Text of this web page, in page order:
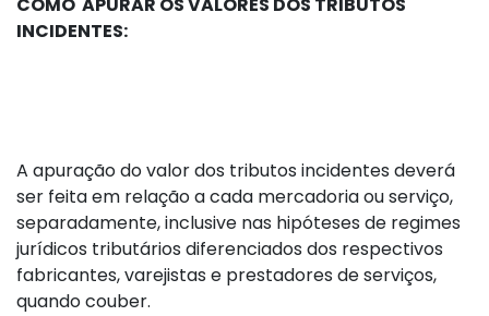
COMO APURAR OS VALORES DOS TRIBUTOS
INCIDENTES:
A apuração do valor dos tributos incidentes deverá
ser feita em relação a cada mercadoria ou serviço,
separadamente, inclusive nas hipóteses de regimes
jurídicos tributários diferenciados dos respectivos
fabricantes, varejistas e prestadores de serviços,
quando couber.